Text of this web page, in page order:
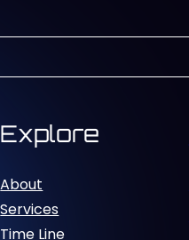
Explore
About
Services
Time Line